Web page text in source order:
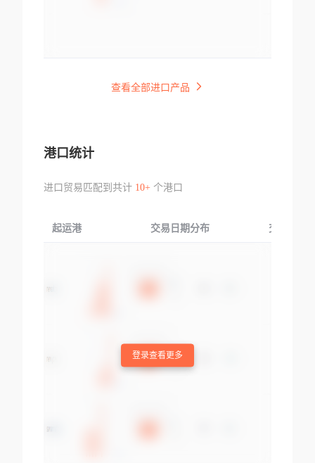
查看全部进口产品
港口统计
进口贸易匹配到共计 10+个港口
起运港 交易日期分布 交易产品
登录查看更多